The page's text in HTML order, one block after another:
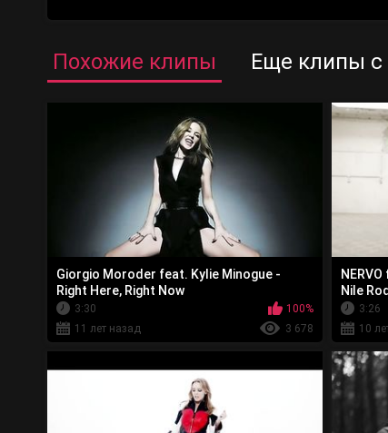
Похожие клипы Еще клипы с
Giorgio Moroder feat. Kylie Minogue -
Right Here, Right Now
3:30
100%
11 лет назад
3 678
Nile
3:26
10